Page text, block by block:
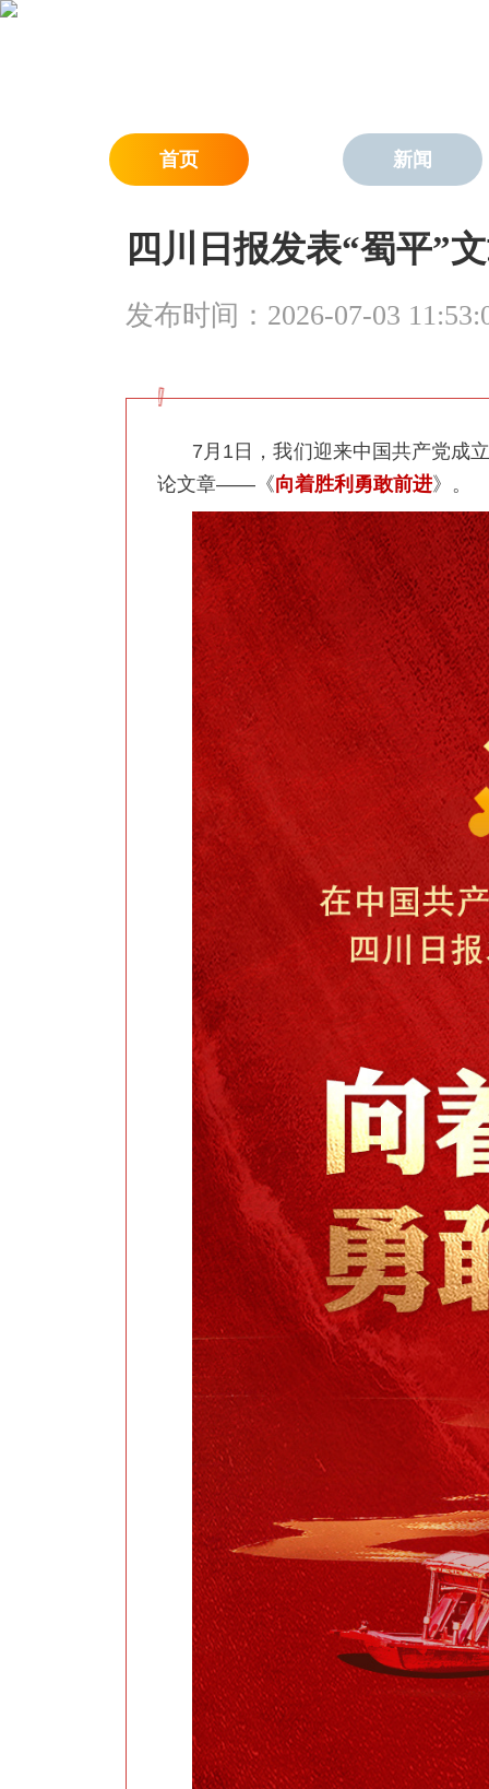
首页 新闻
四川日报发表“蜀平”
发布时间：2026-07-03
7月1日，我们迎来中国共产党成
论文章——《向着胜利勇敢前进》。